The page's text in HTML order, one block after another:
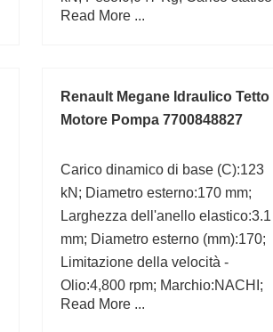
di base (C0):0,755 kN;
Read More ...
Renault Megane Idraulico Tetto
Motore Pompa 7700848827
Carico dinamico di base (C):123
kN; Diametro esterno:170 mm;
Larghezza dell'anello elastico:3.1
mm; Diametro esterno (mm):170;
Limitazione della velocità -
Olio:4,800 rpm; Marchio:NACHI;
Raggio di filetto/smussola:2.1 mm;
Read More ...